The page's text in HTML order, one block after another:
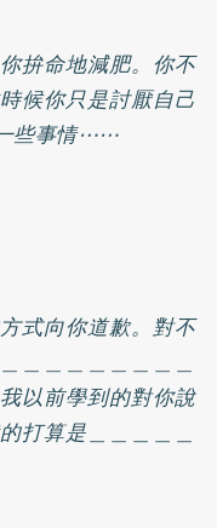
拚命地減肥。你不
候你只是討厭自己
些事情⋯⋯
式向你道歉。對不
＿＿＿＿＿＿＿＿
以前學到的對你說
打算是＿＿＿＿＿